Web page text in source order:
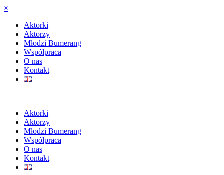
×
Aktorki
Aktorzy
Młodzi Bumerang
Współpraca
O nas
Kontakt
Aktorki
Aktorzy
Młodzi Bumerang
Współpraca
O nas
Kontakt